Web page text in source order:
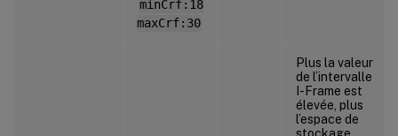
minCrf:18
maxCrf:30
Plus la valeur
de l’intervalle
I-Frame est
élevée, plus
l’espace de
stockage